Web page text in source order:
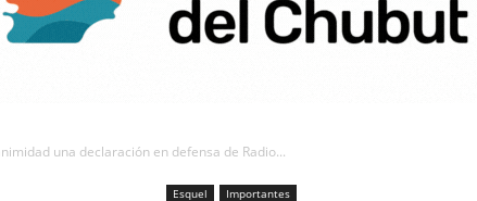
una declaración en defensa de Radio...
Esquel Importantes